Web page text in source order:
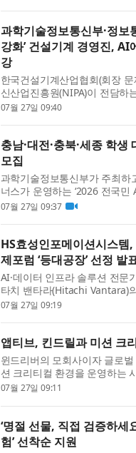
과학기술정보통신부·정보
강화’ 건설기계 경영진,
강
한국건설기계산업협회(회장
신산업진흥원(NIPA)이 전담하
더 교육’ 1차를 지난 7월 22일(
07월 27일 09:40
충남·대전·충북·세종 학생
모집
과학기술정보통신부가 주최
너스가 운영하는 ‘2026 전국민
로보틱스 챌린지’가 오는 8월
07월 27일 09:37
HS효성인포메이션시스템
제포럼 ‘등대공장’ 선정 발
AI·데이터 인프라 솔루션 전문
타치 밴타라(Hitachi Vantara)
조시설이 세계경제포럼(WEF)
07월 27일 09:19
앱티브, 킨드릴과 미션 크
윈드리버의 모회사이자 글로
션 크리티컬 환경을 운영하는
티컬 엔터프라이즈 IT 서비스
07월 27일 09:11
‘명절 선물, 직접 검증하세
험’ 선착순 지원